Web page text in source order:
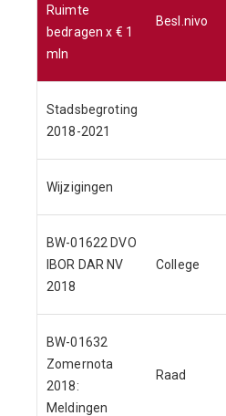
Ruimte
bedragen x € 1
mln
Besl.nivo
Stadsbegroting
2018-2021
Wijzigingen
BW-01622 DVO
IBOR DAR NV
2018
College
BW-01632
Zomernota
2018:
Meldingen
Raad